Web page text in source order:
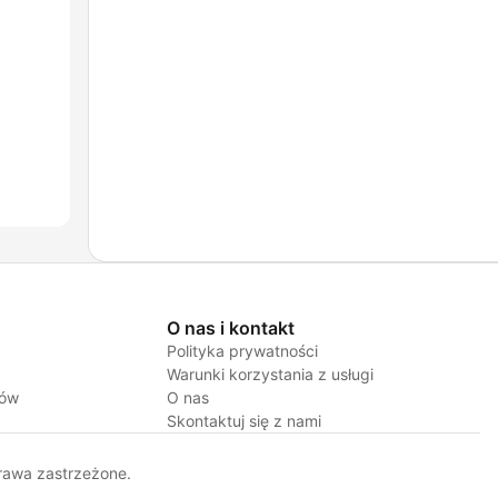
O nas i kontakt
Polityka prywatności
Warunki korzystania z usługi
O nas
Skontaktuj się z nami
zastrzeżone.